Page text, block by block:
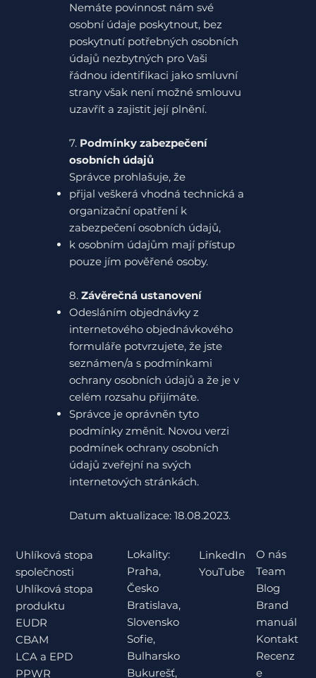
Nemáte povinnost nám své
osobní údaje poskytnout, bez
poskytnutí potřebných osobních
údajů nezbytných pro Vaši
řádnou identifikaci jako smluvní
strany však není možné smlouvu
uzavřít a zajistit její plnění.
7. Podmínky zabezpečení
osobních údajů
Správce prohlašuje, že
přijal veškerá vhodná technická a
organizační opatření k
zabezpečení osobních údajů,
k osobním údajům mají přístup
pouze jím pověřené osoby.
8. Závěrečná ustanovení
Odesláním objednávky z
internetového objednávkového
formuláře potvrzujete, že jste
seznámen/a s podmínkami
ochrany osobních údajů a že je v
celém rozsahu přijímáte.
Správce je oprávněn tyto
podmínky změnit. Novou verzi
podmínek ochrany osobních
údajů zveřejní na svých
internetových stránkách.
Datum aktualizace: 18.08.2023.
Uhlíková stopa
společnosti
Uhlíková stopa
produktu
EUDR
CBAM
LCA a EPD
PPWR
Lokality:
Praha,
Česko
Bratislava,
Slovensko
Sofie,
Bulharsko
Bukurešť,
O nás
Team
Blog
Brand
manuál
Kontakt
Recenz
e
LinkedIn
YouTube